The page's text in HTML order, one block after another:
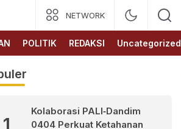
NETWORK
POLITIK REDAKSI Uncategorized
1
Kolaborasi PALI‑Dandim
0404 Perkuat Ketahanan